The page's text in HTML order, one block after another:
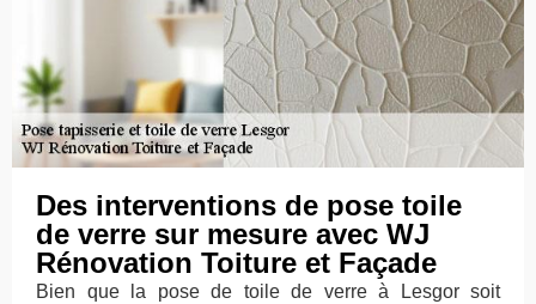
Des interventions de pose toile
de verre sur mesure avec WJ
Rénovation Toiture et Façade
Bien que la pose de toile de verre à Lesgor soit